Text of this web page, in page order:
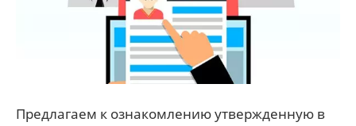
Предлагаем к ознакомлению утвержденную в